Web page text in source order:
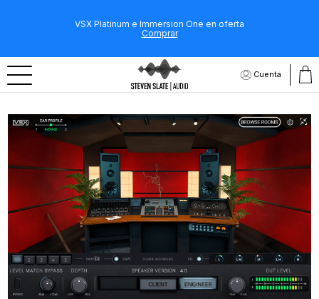
VSX Platinum e Immersion One en oferta
Comprar
Cuenta